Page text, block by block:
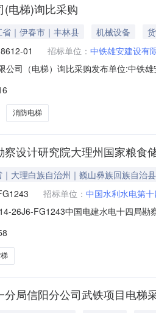
(电梯)询比采购
｜伊春市｜丰林县 机械设备
01 招标单位： 中铁雄安建设有
公司（电梯）询比采购发布单位:中铁
参与报价。一、项目概况及询比采购
消防电梯
察设计研究院大理州国家粮
大理白族自治州｜巍山彝族回族自治县
招标单位： 中国水利水电第
26J6-FG1243中国电建水电十四局
一章询比采购公告项目编号：PC-
分局信阳分公司武铁项目电梯